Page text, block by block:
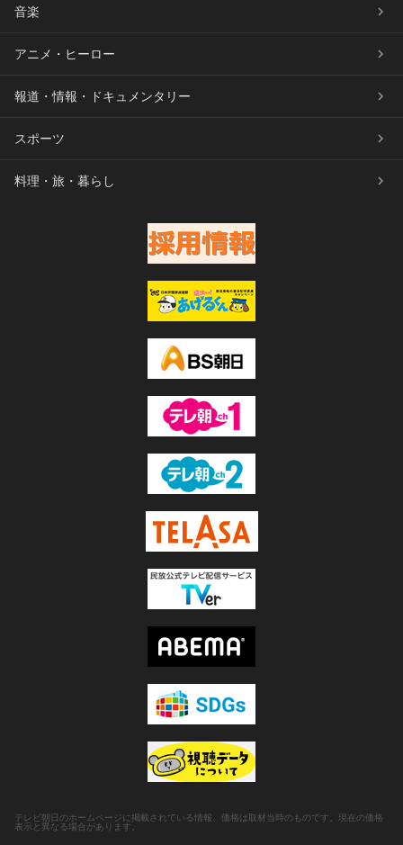
音楽
アニメ・ヒーロー
報道・情報・ドキュメンタリー
スポーツ
料理・旅・暮らし
テレビ朝日のホームページに掲載されている情報、価格は取材当時のものです。現在の価格
表示と異なる場合があります。